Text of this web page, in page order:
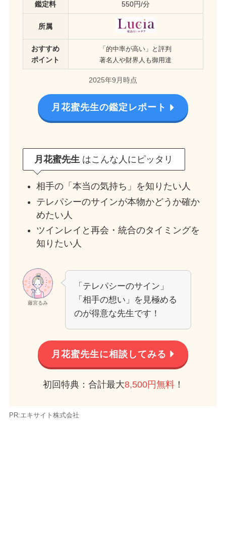
鑑定料 550円/分
所属
おすすめ
ポイント
「的中率が高い」と評判
著名人や財界人も御用達
2025年9月時点
月花蜜先生の鑑定レポート
月花蜜先生 はこんな人にピッタリ
相手の「本当の気持ち」を知りたい人
テレパシーのサインが本物かどうか確か
めたい人
ツインレイと再会・統合のタイミングを
知りたい人
藤宮るみ
「テレパシーのサイン」
「相手の想い」を見極める
のが得意な先生です！
月花蜜先生に相談してみる
初回特典：合計最大8,500円無料！
PR:エキサイト株式会社